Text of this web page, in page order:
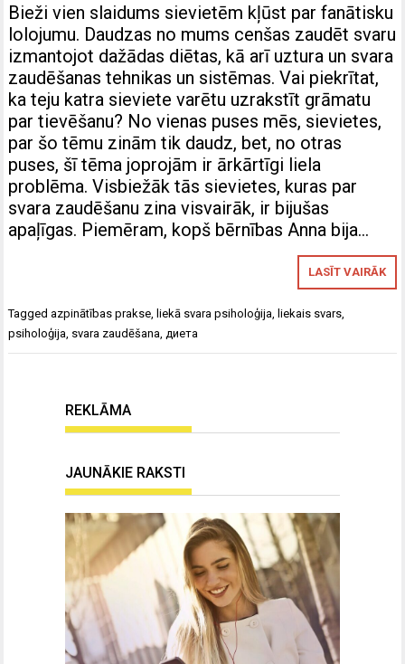
Bieži vien slaidums sievietēm kļūst par fanātisku
lolojumu. Daudzas no mums cenšas zaudēt svaru
izmantojot dažādas diētas, kā arī uztura un svara
zaudēšanas tehnikas un sistēmas. Vai piekrītat,
ka teju katra sieviete varētu uzrakstīt grāmatu
par tievēšanu? No vienas puses mēs, sievietes,
par šo tēmu zinām tik daudz, bet, no otras
puses, šī tēma joprojām ir ārkārtīgi liela
problēma. Visbiežāk tās sievietes, kuras par
svara zaudēšanu zina visvairāk, ir bijušas
apaļīgas. Piemēram, kopš bērnības Anna bija…
LASĪT VAIRĀK
Taggedazpinātības prakse ,liekā svara psiholoģija ,liekais svars
psiholoģija svara zaudēšana диета
REKLĀMA
JAUNĀKIE RAKSTI